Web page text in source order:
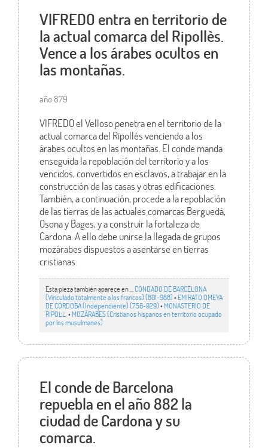
VIFREDO entra en territorio de
la actual comarca del Ripollès.
Vence a los árabes ocultos en
las montañas.
año 879
VIFREDO el Velloso penetra en el territorio de la
actual comarca del Ripollès venciendo a los
árabes ocultos en las montañas. El conde manda
enseguida la repoblación del territorio y a los
vencidos, convertidos en esclavos, a trabajar en la
construcción de las casas y otras edificaciones.
También, a continuación, procede a la repoblación
de las tierras de las actuales comarcas Berguedà,
Osona y Bages, y a construir la fortaleza de
Cardona. A ello debe unirse la llegada de grupos
mozárabes dispuestos a asentarse en tierras
cristianas.
Esta pieza también aparece en ... CONDADO DE BARCELONA
(Vinculado totalmente a los francos) (801-988)• EMIRATO OMEYA
DE CÓRDOBA (Independiente) (756-929)• MONASTERIO DE
RIPOLL • MOZÁRABES (Cristianos hispanos en territorio ocupado
por los musulmanes)
El conde de Barcelona
repuebla en el año 882 la
ciudad de Cardona y su
comarca.